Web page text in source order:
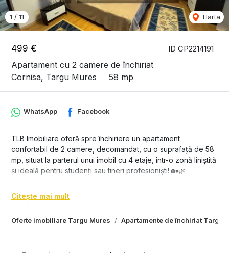
ID CP2214191
499 €
Apartament cu 2 camere de închiriat
Cornisa, Targu Mures
58 mp
1 / 11 Harta
Oferte imobiliare Targu Mures Apartamente de închiriat Targu
WhatsApp Facebook
TLB Imobiliare oferă spre închiriere un apartament
confortabil de 2 camere, decomandat, cu o suprafață de 58
mp, situat la parterul unui imobil cu 4 etaje, într-o zonă liniștită
și ideală pentru studenți sau tineri profesioniști! 🏡🌿
această locație centrală oferă acces facil la instituțiile
activ.
Citește mai mult